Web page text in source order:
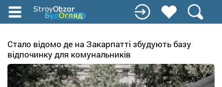
Перейти
содержанию
Стало відомо де на Закарпатті збудують базу
відпочинку для комунальників